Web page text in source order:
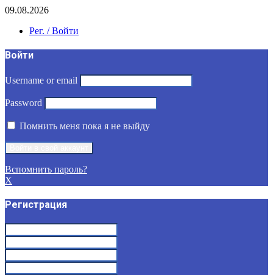
09.08.2026
Рег. / Войти
Войти
Username or email
Password
Помнить меня пока я не выйду
Вспомнить пароль?
X
Регистрация